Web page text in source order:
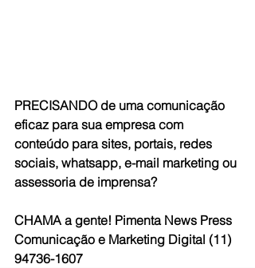
PRECISANDO de uma comunicação
eficaz para sua empresa com
conteúdo para sites, portais, redes
sociais, whatsapp, e-mail marketing ou
assessoria de imprensa?
CHAMA a gente! Pimenta News Press
Comunicação e Marketing Digital (11)
94736-1607